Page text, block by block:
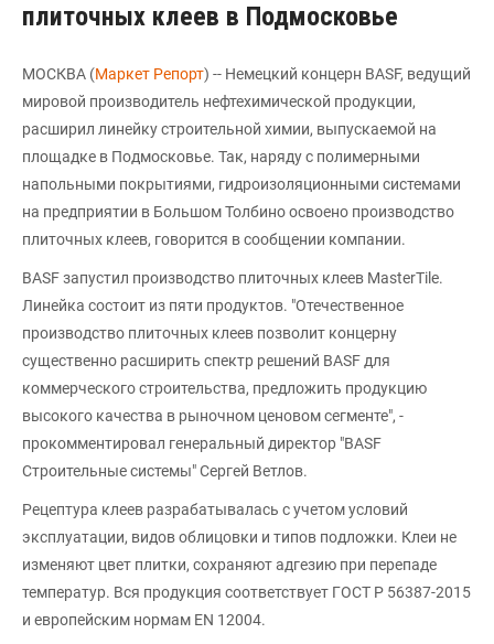
плиточных клеев в Подмосковье
МОСКВА (Маркет Репорт) -- Немецкий концерн BASF, ведущий
мировой производитель нефтехимической продукции,
расширил линейку строительной химии, выпускаемой на
площадке в Подмосковье. Так, наряду с полимерными
напольными покрытиями, гидроизоляционными системами
на предприятии в Большом Толбино освоено производство
плиточных клеев, говорится в сообщении компании.
BASF запустил производство плиточных клеев MasterTile.
Линейка состоит из пяти продуктов. "Отечественное
производство плиточных клеев позволит концерну
существенно расширить спектр решений BASF для
коммерческого строительства, предложить продукцию
высокого качества в рыночном ценовом сегменте", -
прокомментировал генеральный директор "BASF
Строительные системы" Сергей Ветлов.
Рецептура клеев разрабатывалась с учетом условий
эксплуатации, видов облицовки и типов подложки. Клеи не
изменяют цвет плитки, сохраняют адгезию при перепаде
температур. Вся продукция соответствует ГОСТ Р 56387-2015
и европейским нормам EN 12004.